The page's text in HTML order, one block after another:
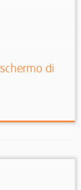
di